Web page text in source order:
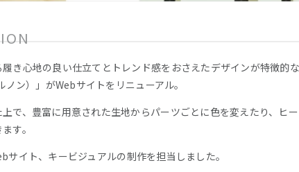
き心地の良い仕立てとトレンド感をおさえたデザインが特徴的
ノン）」がWebサイトをリニューアル。
で、豊富に用意された生地からパーツごとに色を変えたり、ヒ
す。
サイト、キービジュアルの制作を担当しました。